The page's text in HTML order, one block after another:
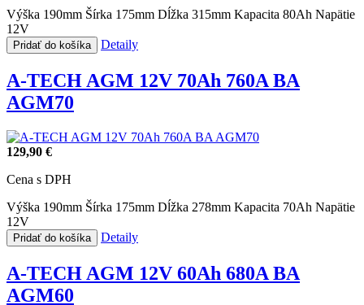
Výška 190mm Šírka 175mm Dĺžka 315mm Kapacita 80Ah Napätie
12V
Pridať do košíka Detaily
A-TECH AGM 12V 70Ah 760A BA
AGM70
129,90 €
Cena s DPH
Výška 190mm Šírka 175mm Dĺžka 278mm Kapacita 70Ah Napätie
12V
Pridať do košíka Detaily
A-TECH AGM 12V 60Ah 680A BA
AGM60